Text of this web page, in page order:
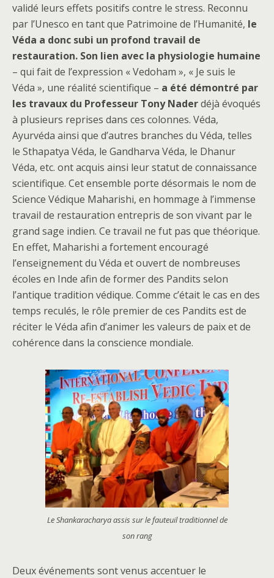
validé leurs effets positifs contre le stress. Reconnu
par l’Unesco en tant que Patrimoine de l’Humanité, le
Véda a donc subi un profond travail de
restauration. Son lien avec la physiologie humaine
– qui fait de l’expression « Vedoham », « Je suis le
Véda », une réalité scientifique – a été démontré par
les travaux du Professeur Tony Naderdéjà évoqués
à plusieurs reprises dans ces colonnes. Véda,
Ayurvéda ainsi que d’autres branches du Véda, telles
le Sthapatya Véda, le Gandharva Véda, le Dhanur
Véda, etc. ont acquis ainsi leur statut de connaissance
scientifique. Cet ensemble porte désormais le nom de
Science Védique Maharishi, en hommage à l’immense
travail de restauration entrepris de son vivant par le
grand sage indien. Ce travail ne fut pas que théorique.
En effet, Maharishi a fortement encouragé
l’enseignement du Véda et ouvert de nombreuses
écoles en Inde afin de former des Pandits selon
l’antique tradition védique. Comme c’était le cas en des
temps reculés, le rôle premier de ces Pandits est de
réciter le Véda afin d’animer les valeurs de paix et de
cohérence dans la conscience mondiale.
Le Shankaracharya assis sur le fauteuil traditionnel de
son rang
Deux événements sont venus accentuer le